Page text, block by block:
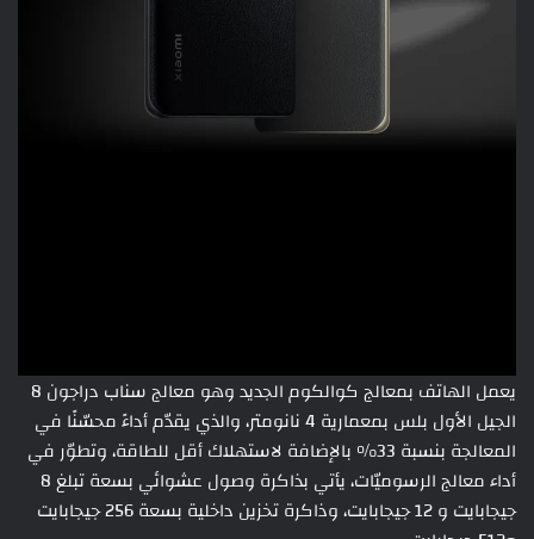
يعمل الهاتف بمعالج كوالكوم الجديد وهو معالج سناب دراجون 8
الجيل الأول بلس بمعمارية 4 نانومتر، والذي يقدّم أداءً محسّنًا في
المعالجة بنسبة 33% بالإضافة لاستهلاك أقل للطاقة، وتطوّر في
أداء معالج الرسوميّات، يأتي بذاكرة وصول عشوائي بسعة تبلغ 8
جيجابايت و 12 جيجابايت، وذاكرة تخزين داخلية بسعة 256 جيجابايت